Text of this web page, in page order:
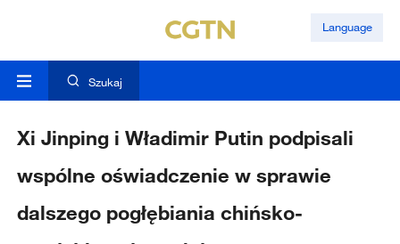
Language
Szukaj
Xi Jinping i Władimir Putin podpisali
wspólne oświadczenie w sprawie
dalszego pogłębiania chińsko-